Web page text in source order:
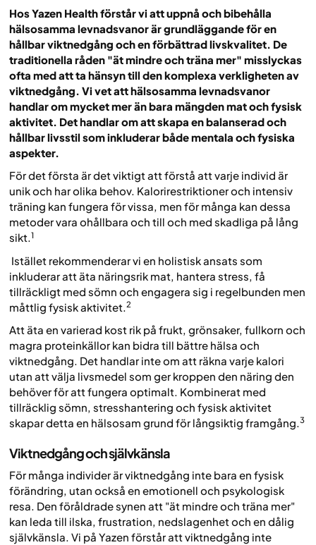
Hos Yazen Health förstår vi att uppnå och bibehålla
hälsosamma levnadsvanor är grundläggande för en
hållbar viktnedgång och en förbättrad livskvalitet. De
traditionella råden "ät mindre och träna mer" misslyckas
ofta med att ta hänsyn till den komplexa verkligheten av
viktnedgång. Vi vet att hälsosamma levnadsvanor
handlar om mycket mer än bara mängden mat och fysisk
aktivitet. Det handlar om att skapa en balanserad och
hållbar livsstil som inkluderar både mentala och fysiska
aspekter.
För det första är det viktigt att förstå att varje individ är
unik och har olika behov. Kalorirestriktioner och intensiv
träning kan fungera för vissa, men för många kan dessa
metoder vara ohållbara och till och med skadliga på lång
sikt.1
Istället rekommenderar vi en holistisk ansats som
inkluderar att äta näringsrik mat, hantera stress, få
tillräckligt med sömn och engagera sig i regelbunden men
måttlig fysisk aktivitet. 2
Att äta en varierad kost rik på frukt, grönsaker, fullkorn och
magra proteinkällor kan bidra till bättre hälsa och
viktnedgång. Det handlar inte om att räkna varje kalori
utan att välja livsmedel som ger kroppen den näring den
behöver för att fungera optimalt. Kombinerat med
tillräcklig sömn, stresshantering och fysisk aktivitet
skapar detta en hälsosam grund för långsiktig framgång.3
Viktnedgång och självkänsla
För många individer är viktnedgång inte bara en fysisk
förändring, utan också en emotionell och psykologisk
resa. Den föråldrade synen att "ät mindre och träna mer"
kan leda till ilska, frustration, nedslagenhet och en dålig
självkänsla. Vi på Yazen förstår att viktnedgång inte